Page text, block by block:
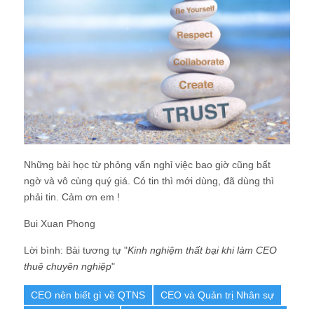
Những bài học từ phỏng vấn nghỉ việc bao giờ cũng bất
ngờ và vô cùng quý giá. Có tin thì mới dùng, đã dùng thì
phải tin. Cảm ơn em !
Bui Xuan Phong
Lời bình: Bài tương tự "Kinh nghiệm thất bại khi làm CEO
thuê chuyên nghiệp"
CEO nên biết gì về QTNS
CEO và Quản trị Nhân sự